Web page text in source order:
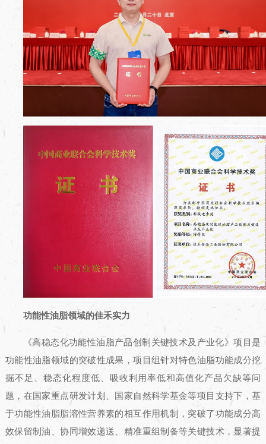
功能性油脂领域的佳禾实力
《高稳态化功能性油脂产品创制关键技术及产业化》项目是
功能性油脂领域的突破性成果，项目组针对特色油脂功能成分挖
掘不足、稳态化程度低、吸收利用率低和高值化产品欠缺等问
题，在国家重点研发计划、国家自然科学基金等项目支持下，基
于功能性油脂脂溶性营养素的相互作用机制，突破了功能成分高
效保留制油、协同增效递送、精准重组制备等关键技术，显著提